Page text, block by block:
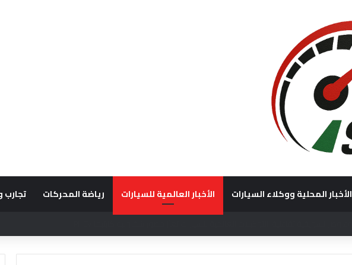
الأخبار المحلية ووكلاء السيارات الأخبار العالمية للسيارات رياضة المحركات تجارب